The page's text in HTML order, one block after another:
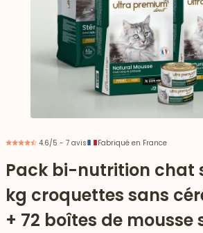
4.6/5 - 7 avis Fabriqué en France
Pack bi-nutrition chat
kg croquettes sans
+ 72 boîtes de mousse